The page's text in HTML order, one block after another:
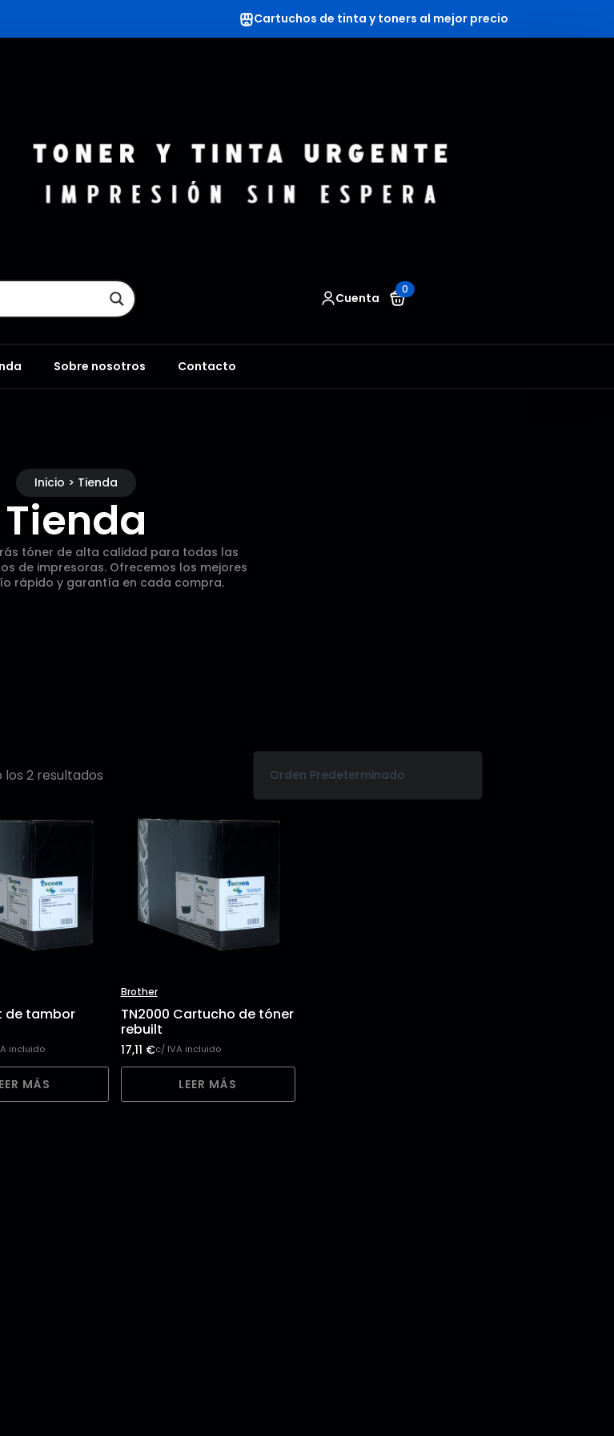
Cartuchos de tinta y toners al mejor precio
Cuenta
0
Sobre nosotros Contacto
Inicio > Tienda
Tienda
tóner de alta calidad para todas las
de impresoras. Ofrecemos los mejores
rápido y garantía en cada compra.
2 resultados
de tambor
incluido
MÁS
Brother
TN2000 Cartucho de tóner
rebuilt
17,11 €c/ IVA incluido
LEER MÁS